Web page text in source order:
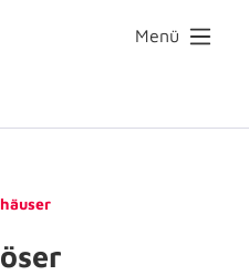
Menü